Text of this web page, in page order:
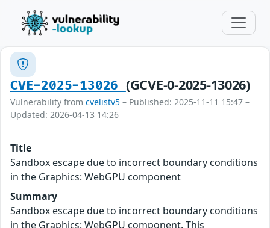
CVE-2025-13026 (GCVE-0-2025-13026)
Vulnerability from cvelistv5 – Published: 2025-11-11 15:47 –
Updated: 2026-04-13 14:26
Title
Sandbox escape due to incorrect boundary conditions
in the Graphics: WebGPU component
Summary
Sandbox escape due to incorrect boundary conditions
in the Graphics: WebGPU component. This